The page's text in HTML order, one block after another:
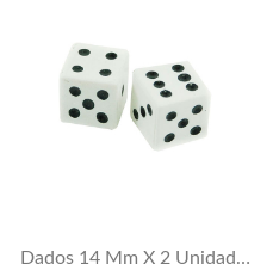
Dados 14 Mm X 2 Unidades